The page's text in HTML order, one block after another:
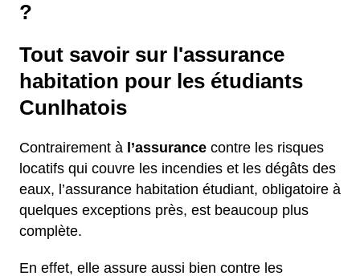
?
Tout savoir sur l'assurance
habitation pour les étudiants
Cunlhatois
Contrairement à l’assurance contre les risques
locatifs qui couvre les incendies et les dégâts des
eaux, l’assurance habitation étudiant, obligatoire à
quelques exceptions près, est beaucoup plus
complète.
En effet, elle assure aussi bien contre les